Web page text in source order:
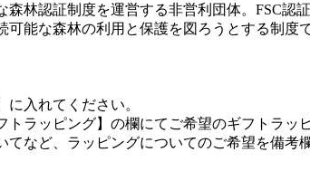
森林認証制度を運営する非営利団体。FSC
可能な森林の利用と保護を図ろうとする制度で
に入れてください。
トラッピング】の欄にてご希望のギフトラッ
てなど、ラッピングについてのご希望を備考